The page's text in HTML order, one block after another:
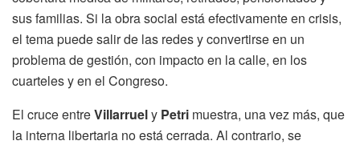
sus familias. Si la obra social está efectivamente en crisis,
el tema puede salir de las redes y convertirse en un
problema de gestión, con impacto en la calle, en los
cuarteles y en el Congreso.
El cruce entreVillarruely Petri muestra, una vez más, que
la interna libertaria no está cerrada. Al contrario, se